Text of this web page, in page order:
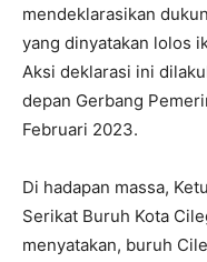
mendeklarasikan
yang dinyatakan lolos
Aksi deklarasi ini
depan Gerbang
Februari 2023.
Di hadapan massa,
Serikat Buruh Kota
menyatakan, buruh